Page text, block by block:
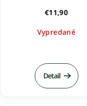
€11,90
Vypredané
produktu
je
5,0
Detail